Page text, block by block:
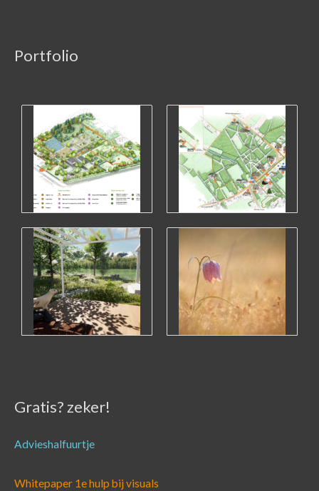
Portfolio
Gratis? zeker!
Advieshalfuurtje
Whitepaper 1e hulp bij visuals